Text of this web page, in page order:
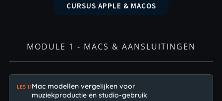
CURSUS APPLE & MACOS
MODULE 1 - MACS & AANSLUITINGEN
LES 1.1Mac modellen vergelijken voor
muziekproductie en studio-gebruik